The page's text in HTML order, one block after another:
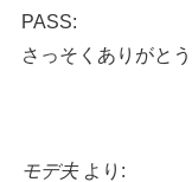
PASS:
さっそくありがと
モデ夫 より: